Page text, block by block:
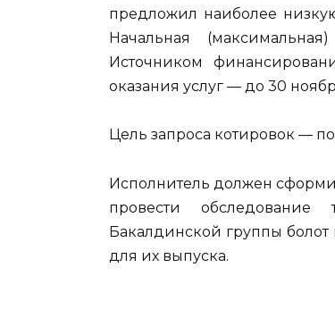
предложил наиболее
Начальная
Источником
оказания услуг — до 30
Цель запроса котировок —
Исполнитель должен
провести обследование
Бакалдинской группы болот
для их выпуска.